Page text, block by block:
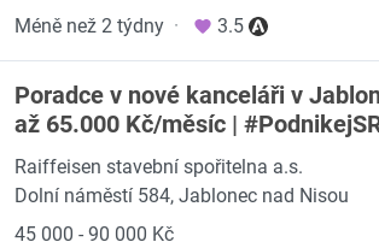
Méně než 2 týdny · 3.5
Poradce v nové kanceláři v
až 65.000 Kč/měsíc |
Raiffeisen stavební spořitelna a.s.
Dolní náměstí 584, Jablonec nad Nisou
45 000 - 90 000 Kč